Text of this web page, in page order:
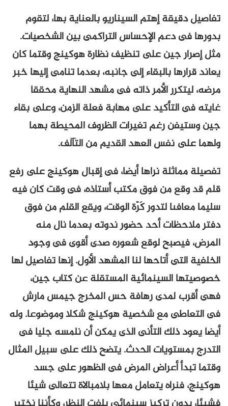
تفاصيل دقيقة إهتم السيناريو بالعناية بها، لتقوم
بدورها فى دعم الإحساس التراكمى بين الشخصيات.
مثل إصرار جين على تنظيف نظارة هوكينج وقتما كان
يعاند قرارها بالبقاء إلى جانبه، بعدما تنامى إليها خبر
مرضه، ليتكرر الأمر ذاته فى مشهد النهاية محققا
غايته فى التأكيد على مهابة فعلة الزمن، وعلى بقاء
جين وستيفن رغم تغيرات الظروف المحيطة بهما
ولهما على نفس العهد القديم من التآلف.
تفصيلة مماثلة نراها أيضا، فى إقبال هوكينج على رفع
قلم قد وقع من فوق مكتب أستاذه، فى وقت كان فيه
سليما معافىا لتدور كَرّة الوقت، ويقع القلم من فوق
دفتر ملاحظات أحد حضور ندوته بعدما نال منه
المرض، فيصبح لوقع شعوره صدى أقوى فى وجود
الخلفية التى أتاحها لنا المشهد الأول. إنها تفاصيل لها
خصوصيتها السينمائية المستقلة عن كتاب جين،
فهى أقرب لمدى رهافة حس المخرج جيمس مارش
فى التعاطى مع شخصية هوكينج شكلا وموضوعا. وله
أيضا يعود ذلك التأنى الذى يمكن أن نلمسه جليا فى
التدرج بمستويات الحدث. يتضح ذلك على سبيل المثال
وقتما تبدأ أعراض المرض فى الظهور على جسد
هوكينج، فنراه يتعامل معها بلامبالاة تتعالى شيئا